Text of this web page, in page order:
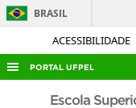
ACESSIBILIDADE
BRASIL
PORTAL UFPEL
ACESSO À INFORMAÇÃO
Escola